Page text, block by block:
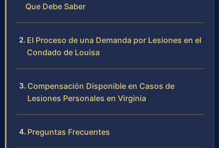
Que Debe Saber
El Proceso de una Demanda por Lesiones en el
Condado de Louisa
Compensación Disponible en Casos de
Lesiones Personales en Virginia
Preguntas Frecuentes